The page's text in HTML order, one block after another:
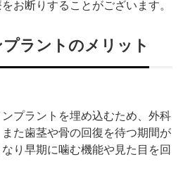
お断りすることがございます。
ラントのメリット
プラントを埋め込むため、外科
た歯茎や骨の回復を待つ期間が
り早期に噛む機能や見た目を回